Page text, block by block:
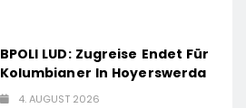
BPOLI LUD: Zugreise Endet Für
Kolumbianer In Hoyerswerda
4. AUGUST 2026